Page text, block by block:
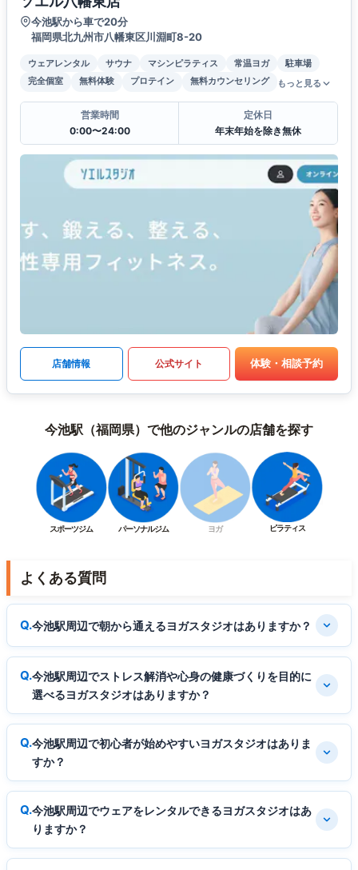
今池駅から車で20分
福岡県北九州市八幡東区川淵町8-20
ウェアレンタル サウナ マシンピラティス 常温ヨガ
駐車場
完全個室
無料体験 プロテイン 無料カウンセリング もっと見る
営業時間
0:00〜24:00
定休日
年末年始を除き無休
店舗情報 公式サイト 体験・相談予約
今池駅（福岡県）で他のジャンルの店舗を探す
スポーツジム パーソナルジム ヨガ ピラティス
よくある質問
今池駅周辺で朝から通えるヨガスタジオはありますか？
今池駅周辺でストレス解消や心身の健康づくりを目的に
選べるヨガスタジオはありますか？
今池駅周辺で初心者が始めやすいヨガスタジオはありま
すか？
今池駅周辺でウェアをレンタルできるヨガスタジオはあ
りますか？